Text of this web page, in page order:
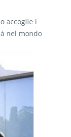
accoglie i
nel mondo